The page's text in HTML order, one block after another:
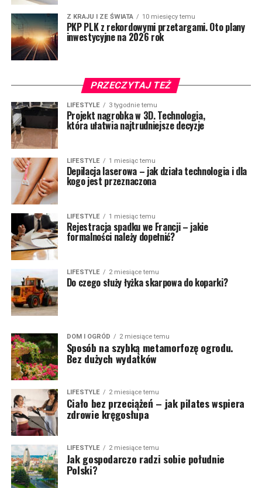
Z KRAJU I ZE ŚWIATA 10 miesięcy temu
PKP PLK z rekordowymi przetargami. Oto plany
inwestycyjne na 2026 rok
PRZECZYTAJ TEŻ
LIFESTYLE 3 tygodnie temu
Projekt nagrobka w 3D. Technologia,
która ułatwia najtrudniejsze decyzje
LIFESTYLE 1 miesiąc temu
Depilacja laserowa – jak działa technologia i dla
kogo jest przeznaczona
LIFESTYLE 1 miesiąc temu
Rejestracja spadku we Francji – jakie
formalności należy dopełnić?
LIFESTYLE 2 miesiące temu
Do czego służy łyżka skarpowa do koparki?
DOM I OGRÓD 2 miesiące temu
Sposób na szybką metamorfozę ogrodu.
Bez dużych wydatków
LIFESTYLE 2 miesiące temu
Ciało bez przeciążeń – jak pilates wspiera
zdrowie kręgosłupa
LIFESTYLE 2 miesiące temu
Jak gospodarczo radzi sobie południe
Polski?